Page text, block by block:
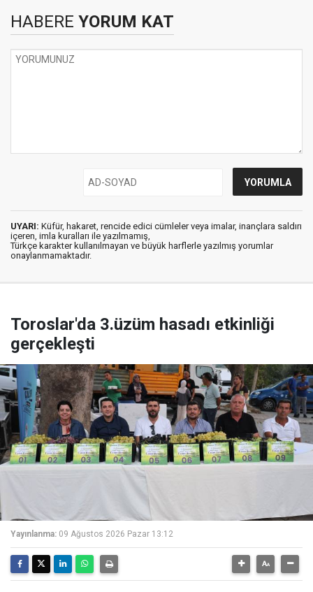
HABERE YORUM KAT
UYARI: Küfür, hakaret, rencide edici cümleler veya imalar, inançlara saldırı
içeren, imla kuralları ile yazılmamış,
Türkçe karakter kullanılmayan ve büyük harflerle yazılmış yorumlar
onaylanmamaktadır.
Toroslar'da 3.üzüm hasadı etkinliği
gerçekleşti
Yayınlanma: 09 Ağustos 2026 Pazar 13:12